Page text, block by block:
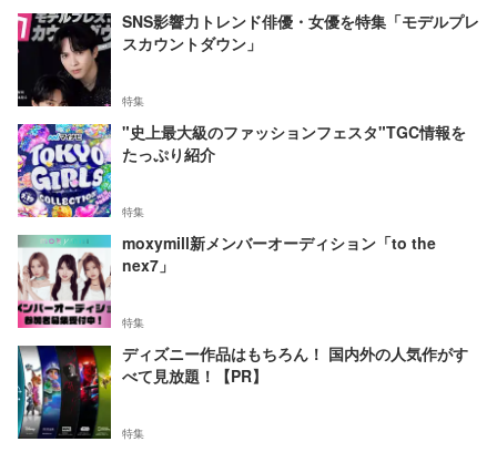
SNS影響力トレンド俳優・女優を特集「モデルプレ
スカウントダウン」
特集
"史上最大級のファッションフェスタ"TGC情報を
たっぷり紹介
特集
moxymill新メンバーオーディション「to the
nex7」
特集
ディズニー作品はもちろん！ 国内外の人気作がす
べて見放題！【PR】
特集